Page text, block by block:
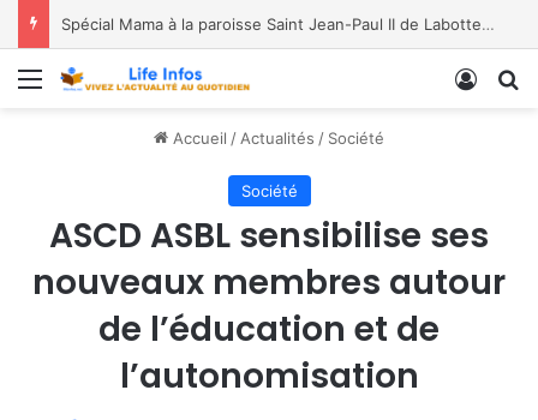
Menu
Accueil / Actualités / Société
Société
ASCD ASBL sensibilise ses
nouveaux membres autour
de l’éducation et de
l’autonomisation